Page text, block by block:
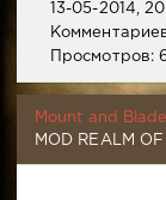
13-05-2014,
Просмотров:
Mount and Blade
MOD REALM OF